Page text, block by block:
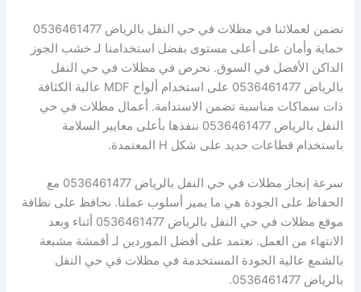
نضمن لعملائنا في مظلات في حي النفل بالرياض 0536461477
حماية وأمان على أعلى مستوى بفضل استخدامنا لـ خشب الجوز
الداكن الأفضل في السوق. نحرص في مظلات في حي النفل
بالرياض 0536461477 على استخدام ألواح MDF عالية الكثافة
ذات سماكات مناسبة تضمن الاستدامة. أعمال مظلات في حي
النفل بالرياض 0536461477 ننفذها بأعلى معايير السلامة
باستخدام قطاعات حديد على شكل H المعتمدة.
سرعة إنجاز مظلات في حي النفل بالرياض 0536461477 مع
الحفاظ على الجودة هي ما يميز أسلوب عملنا. نحافظ على نظافة
موقع مظلات في حي النفل بالرياض 0536461477 أثناء وبعد
الانتهاء من العمل. نعتمد على أفضل الموردين لـ أقمشة مشبعة
بالشمع عالية الجودة المستخدمة في مظلات في حي النفل
بالرياض 0536461477.